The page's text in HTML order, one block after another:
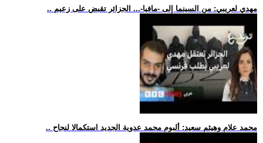
.. مهدي لعريبي: من السينما إلى -مافيا-... الجزائر تقبض على زعيم
.. محمد علام وهيثم سعيد: ألبوم محمد عدوية الجديد استكمالا لنجاح